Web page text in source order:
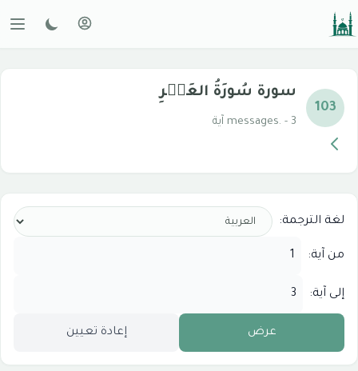
103
سورة سُورَةُ العَصۡرِ
messages. - 3 آية
لغة الترجمة:
من آية:
إلى آية:
عرض إعادة تعيين